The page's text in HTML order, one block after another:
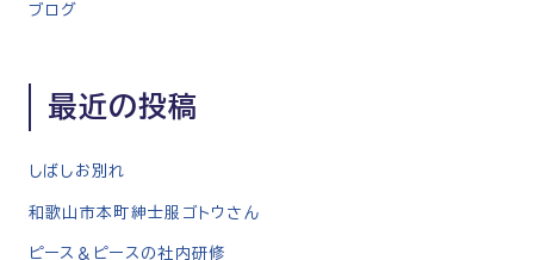
ン
ブログ
最近の投稿
しばしお別れ
和歌山市本町紳士服ゴトウさん
ピース＆ピースの社内研修